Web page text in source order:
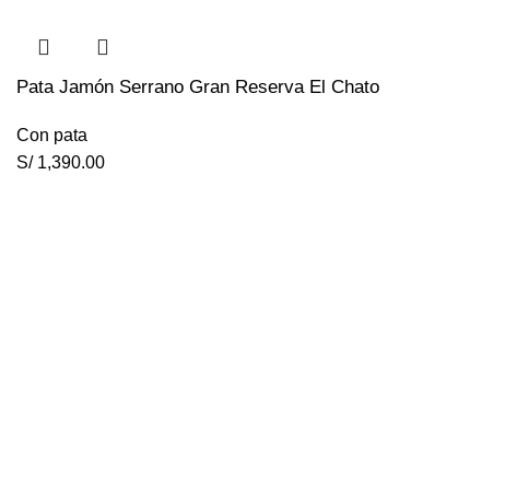
Pata Jamón Serrano Gran Reserva El Chato
Con pata
S/1,390.00